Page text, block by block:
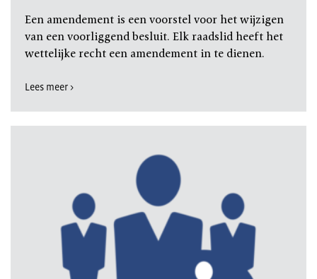
Een amendement is een voorstel voor het wijzigen
van een voorliggend besluit. Elk raadslid heeft het
wettelijke recht een amendement in te dienen.
Lees meer >